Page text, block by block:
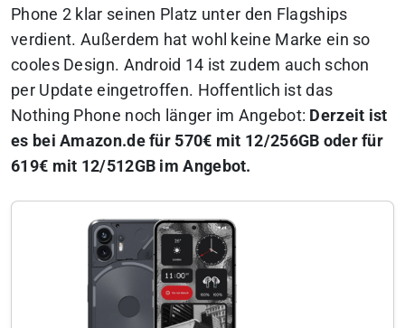
Phone 2 klar seinen Platz unter den Flagships
verdient. Außerdem hat wohl keine Marke ein so
cooles Design. Android 14 ist zudem auch schon
per Update eingetroffen. Hoffentlich ist das
Nothing Phone noch länger im Angebot: Derzeit ist
es bei Amazon.de für 570€ mit 12/256GB oder für
619€ mit 12/512GB im Angebot.